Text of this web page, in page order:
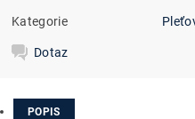
Kategorie
Dotaz
POPIS